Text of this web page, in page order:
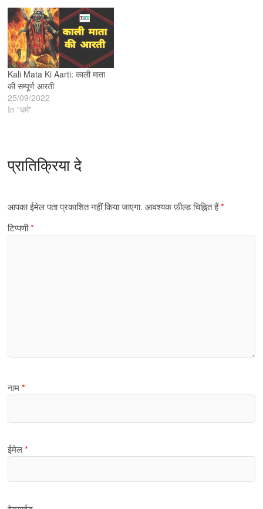
Kali Mata Ki Aarti: काली माता
की सम्पूर्ण आरती
25/09/2022
In "धर्म"
प्रातिक्रिया दे
आपका ईमेल पता प्रकाशित नहीं किया जाएगा. आवश्यक फ़ील्ड चिह्नित हैं*
टिप्पणी*
नाम*
ईमेल*